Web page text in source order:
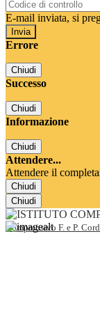
E-mail inviata, si
Errore
Chiudi
Successo
Chiudi
Informazione
Chiudi
Attendere...
Attendere il
Chiudi
Chiudi
Comprensivo F. e P.